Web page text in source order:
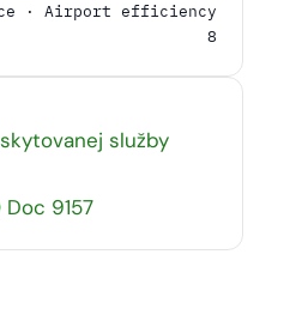
· Airport efficiency
8
služby
9157